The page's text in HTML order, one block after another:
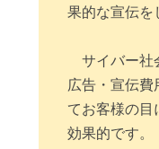
果的な宣伝を
サイバー社
広告・宣伝費
てお客様の目
効果的です。